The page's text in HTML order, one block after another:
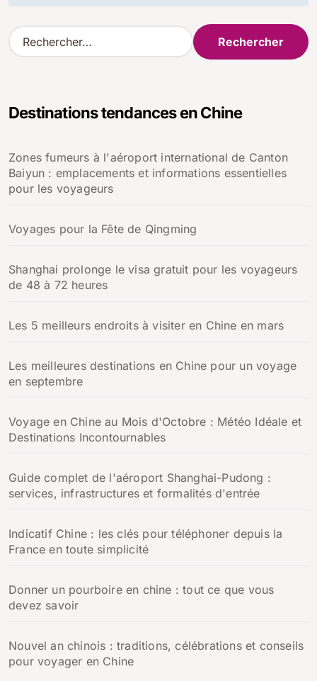
l’article
R
e
r
e
r
Destinations tendances en Chine
Zones fumeurs à l'aéroport international de Canton
Baiyun : emplacements et informations essentielles
pour les voyageurs
Voyages pour la Fête de Qingming
Shanghai prolonge le visa gratuit pour les voyageurs
de 48 à 72 heures
Les 5 meilleurs endroits à visiter en Chine en mars
Les meilleures destinations en Chine pour un voyage
en septembre
Voyage en Chine au Mois d'Octobre : Météo Idéale et
Destinations Incontournables
Guide complet de l'aéroport Shanghai-Pudong :
services, infrastructures et formalités d'entrée
Indicatif Chine : les clés pour téléphoner depuis la
France en toute simplicité
Donner un pourboire en chine : tout ce que vous
devez savoir
Nouvel an chinois : traditions, célébrations et conseils
pour voyager en Chine